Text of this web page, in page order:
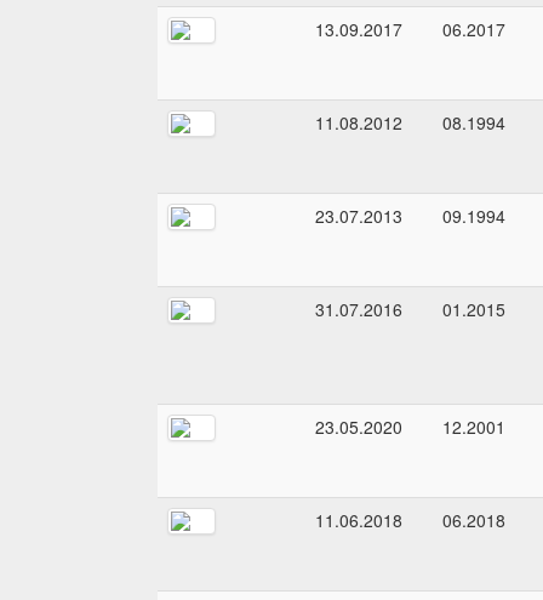
13.09.2017 06.2017
11.08.2012 08.1994
23.07.2013 09.1994
31.07.2016 01.2015
23.05.2020 12.2001
11.06.2018 06.2018